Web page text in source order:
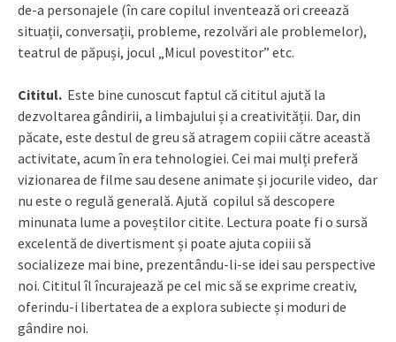
de-a personajele (în care copilul inventează ori creează
situații, conversații, probleme, rezolvări ale problemelor),
teatrul de păpuși, jocul „Micul povestitor” etc.
Cititul. Este bine cunoscut faptul că cititul ajută la
dezvoltarea gândirii, a limbajului și a creativității. Dar, din
păcate, este destul de greu să atragem copiii către această
activitate, acum în era tehnologiei. Cei mai mulți preferă
vizionarea de filme sau desene animate și jocurile video, dar
nu este o regulă generală. Ajută copilul să descopere
minunata lume a poveștilor citite. Lectura poate fi o sursă
excelentă de divertisment și poate ajuta copiii să
socializeze mai bine, prezentându-li-se idei sau perspective
noi. Cititul îl încurajează pe cel mic să se exprime creativ,
oferindu-i libertatea de a explora subiecte și moduri de
gândire noi.